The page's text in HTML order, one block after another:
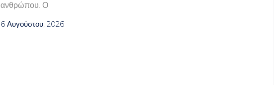
ανθρώπου. Ο
6 Αυγούστου, 2026